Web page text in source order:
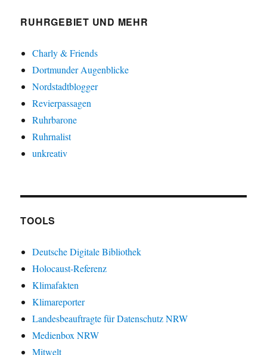
RUHRGEBIET UND MEHR
Charly & Friends
Dortmunder Augenblicke
Nordstadtblogger
Revierpassagen
Ruhrbarone
Ruhrnalist
unkreativ
TOOLS
Deutsche Digitale Bibliothek
Holocaust-Referenz
Klimafakten
Klimareporter
Landesbeauftragte für Datenschutz NRW
Medienbox NRW
Mitwelt